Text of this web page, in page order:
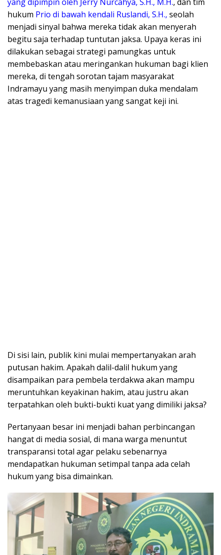
hukum Prio di bawah kendali Ruslandi, S.H., seolah
menjadi sinyal bahwa mereka tidak akan menyerah
begitu saja terhadap tuntutan jaksa. Upaya keras ini
dilakukan sebagai strategi pamungkas untuk
membebaskan atau meringankan hukuman bagi klien
mereka, di tengah sorotan tajam masyarakat
Indramayu yang masih menyimpan duka mendalam
atas tragedi kemanusiaan yang sangat keji ini.
​Di sisi lain, publik kini mulai mempertanyakan arah
putusan hakim. Apakah dalil-dalil hukum yang
disampaikan para pembela terdakwa akan mampu
meruntuhkan keyakinan hakim, atau justru akan
terpatahkan oleh bukti-bukti kuat yang dimiliki jaksa?
Pertanyaan besar ini menjadi bahan perbincangan
hangat di media sosial, di mana warga menuntut
transparansi total agar pelaku sebenarnya
mendapatkan hukuman setimpal tanpa ada celah
hukum yang bisa dimainkan.